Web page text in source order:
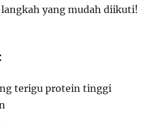
yang mudah diikuti!
terigu protein tinggi